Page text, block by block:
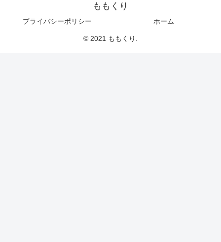
ももくり
プライバシーポリシー ホーム
© 2021 ももくり.